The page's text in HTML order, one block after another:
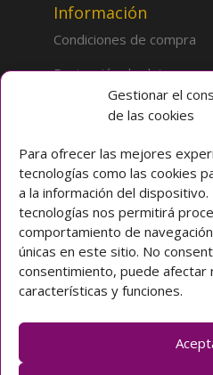
Gestionar el
de las cookies
Para ofrecer las mejores
tecnologías como las cookies
a la información del
tecnologías nos permitirá
comportamiento de
únicas en este sitio. No
consentimiento, puede afectar
características y funciones.
Información
Condiciones de compra
Protección de datos
Sobre la tienda
Inicio
Mi cuenta
Preguntas frecuentes
Colegio CLARET
Avda. Padre Claret 3
Teléfono: [+34] 921 42
Email: